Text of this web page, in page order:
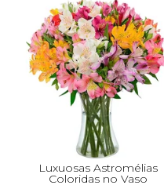
Luxuosas Astromélias
Coloridas no Vaso